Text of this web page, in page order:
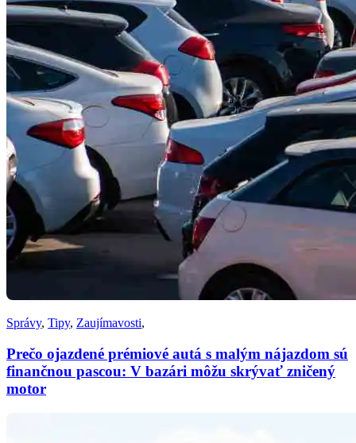
Správy, Tipy, Zaujímavosti,
Prečo ojazdené prémiové autá s malým nájazdom sú
finančnou pascou: V bazári môžu skrývať zničený
motor